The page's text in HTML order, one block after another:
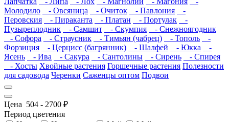
Молодило
- Овсяница - Очиток - Павлония
-
Перовския
- Пираканта - Платан - Портулак
-
Пузыреплодник
- Самшит - Скумпия
- Снежноягодник
- Софора
- Страусник - Тимьян (чабрец) - Тополь
-
Форзиция
- Церцисс (багрянник) - Шалфей - Юкка
-
Ясень
- Ива - Сакура - Сантолины - Сирень
- Спирея
- Хосты Хвойные растения Горшечные растения Полезности
для садовода Черенки Саженцы оптом Подвои
Цена 504 - 2700 ₽
Период цветения